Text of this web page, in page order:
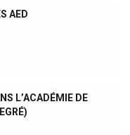
AED
L’ACADÉMIE DE